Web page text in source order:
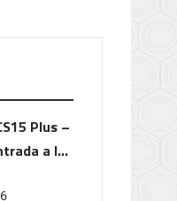
Plus –
a la